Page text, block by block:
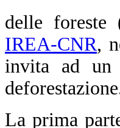
delle foreste
IREA-CNR,
invita ad un
La prima